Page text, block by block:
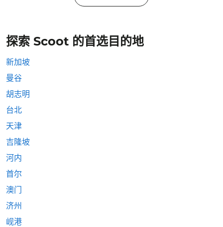
探索 Scoot 的首选目的地
新加坡
曼谷
胡志明
台北
天津
吉隆坡
河内
首尔
澳门
济州
岘港